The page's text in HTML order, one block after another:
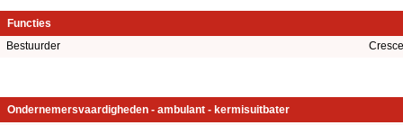
Functies
Bestuurder
Ondernemersvaardigheden - ambulant - kermisuitbater